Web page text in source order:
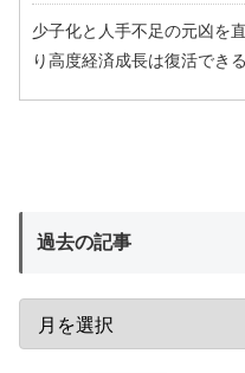
少子化と人手不足の元凶を
り高度経済成長は復活できる
過去の記事